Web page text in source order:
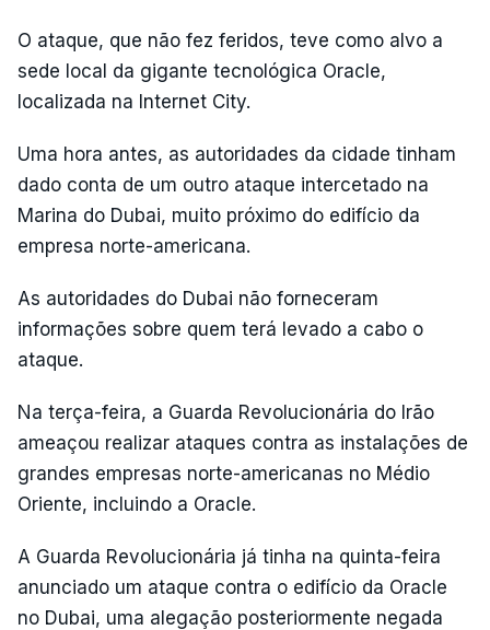
O ataque, que não fez feridos, teve como alvo a
sede local da gigante tecnológica Oracle,
localizada na Internet City.
Uma hora antes, as autoridades da cidade tinham
dado conta de um outro ataque intercetado na
Marina do Dubai, muito próximo do edifício da
empresa norte-americana.
As autoridades do Dubai não forneceram
informações sobre quem terá levado a cabo o
ataque.
Na terça-feira, a Guarda Revolucionária do Irão
ameaçou realizar ataques contra as instalações de
grandes empresas norte-americanas no Médio
Oriente, incluindo a Oracle.
A Guarda Revolucionária já tinha na quinta-feira
anunciado um ataque contra o edifício da Oracle
no Dubai, uma alegação posteriormente negada